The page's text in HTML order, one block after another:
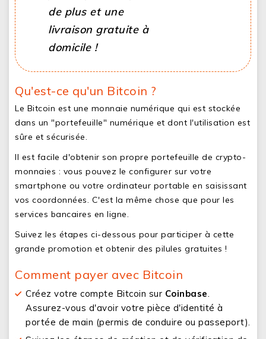
de plus et une
livraison gratuite à
domicile !
Qu'est-ce qu'un Bitcoin ?
Le Bitcoin est une monnaie numérique qui est stockée
dans un "portefeuille" numérique et dont l'utilisation est
sûre et sécurisée.
Il est facile d'obtenir son propre portefeuille de crypto-
monnaies : vous pouvez le configurer sur votre
smartphone ou votre ordinateur portable en saisissant
vos coordonnées. C'est la même chose que pour les
services bancaires en ligne.
Suivez les étapes ci-dessous pour participer à cette
grande promotion et obtenir des pilules gratuites !
Comment payer avec Bitcoin
Créez votre compte Bitcoin sur Coinbase
Assurez-vous d'avoir votre pièce d'identité à
portée de main (permis de conduire ou passeport).